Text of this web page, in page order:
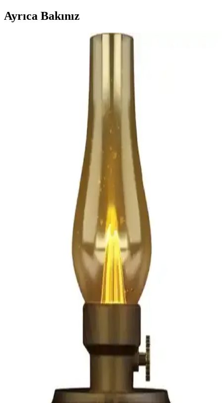
Ayrıca Bakınız
Hayatı Kolaylaştıran Çözüm
Günlük yaşamda çanta içi düzeni sağlayan pratik organizerler, farklı
boyut ve özellikleriyle eşyaları düzenli tutar, zaman kazandırır ve
D Vers Sırt Çantaları Karşılaştırması: Elektronik ve
Gelişmiş Taşıma Çözümleri
D vers sırt çantaları, gelişmiş bölmeler ve dayanıklı malzemeleriyle
elektronik cihazlarınızı güvenle taşır, kullanım alanlarına göre çeşitli
Portföy Çantası Modelleri ve Özellikleri: Dayanıklı,
Şık ve Kullanışlı Çanta Seçenekleri
Elektronik ve ev aksesuarları için tasarlanan portföy çantaları,
dayanıklı, şık ve taşınabilir özellikleriyle öne çıkar. Farklı modeller,
düzenli kullanım ve estetik tasarım seçenekleri sunar.
AtariGraph: 1920'ler Steampunk Temalı Taşınabilir
Atari 2600 Modifikasyonu
AtariGraph, 1920'ler steampunk estetiğiyle tasarlanmış taşınabilir
Atari 2600 modifikasyonudur. Dönemin teknolojik unsurlarını
yansıtan cihaz, özgün tasarımı ve işlevselliğiyle dikkat çekiyor.
Elektronik ve Giyilebilir Teknolojiler İçin Kullanıcı
Elektronik ve giyilebilir teknolojilerde kullanıcı dostu, dayanıklı ve
ergonomik çantalar, cihazlarınızı güvenli ve pratik şekilde taşımanıza
olanak tanır. Çeşitli modeller ve özellikler hakkında bilgi edinin.
Resolut Bluetooth Hoparlör: Yüksek Ses Kalitesi ve
Renkli Işık Efektleriyle Partilere Renk Katın